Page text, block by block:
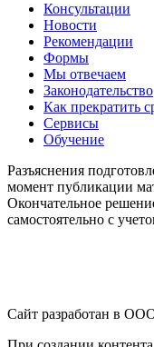
Консультации
Новости
Рекомендации
Формы
Мы отвечаем
Законодательство
Как прекратить
Сервисы
Обучение
Разъяснения
момент публикации
Окончательное
самостоятельно с
Сайт разработан в